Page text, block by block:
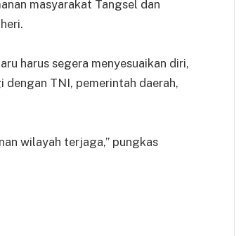
masyarakat Tangsel dan
harus segera menyesuaikan diri,
TNI, pemerintah daerah,
wilayah terjaga,” pungkas